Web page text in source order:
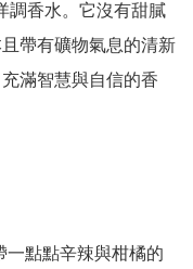
調香水。它沒有甜膩
帶有礦物氣息的清新
滿智慧與自信的香
一點點辛辣與柑橘的